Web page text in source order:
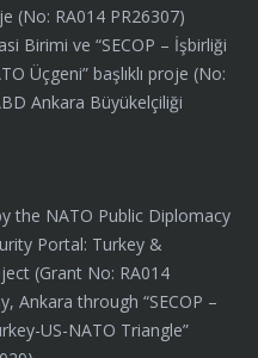
(No: RA014 PR26307)
Birimi ve “SECOP – İşbirliği
Üçgeni” başlıklı proje (No:
Ankara Büyükelçiliği
the NATO Public Diplomacy
Portal: Turkey &
(Grant No: RA014
Ankara through “SECOP –
US-NATO Triangle”